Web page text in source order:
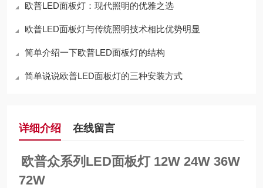
欧普LED面板灯：现代照明的优雅之选
欧普LED面板灯与传统照明技术相比优势明显
简单介绍一下欧普LED面板灯的结构
简单说说欧普LED面板灯的三种安装方式
详细介绍 在线留言
欧普众系列LED面板灯 12W 24W 36W
72W